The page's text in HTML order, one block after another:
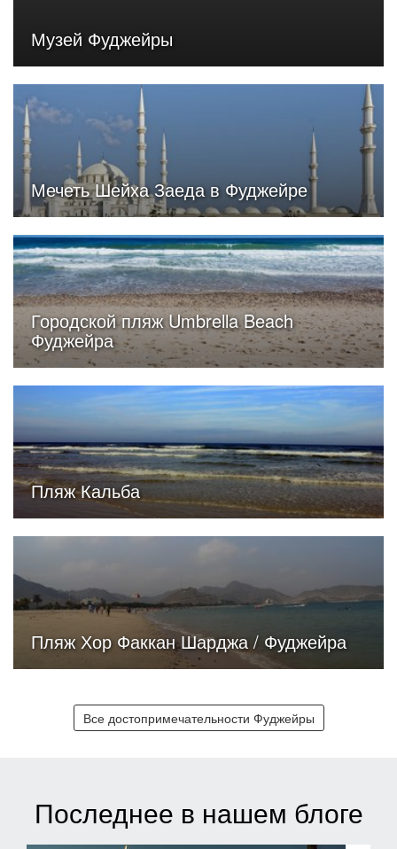
Музей Фуджейры
Мечеть Шейха Заеда в Фуджейре
Городской пляж Umbrella Beach
Фуджейра
Пляж Кальба
Пляж Хор Факкан Шарджа / Фуджейра
Все достопримечательности Фуджейры
Последнее в нашем блоге